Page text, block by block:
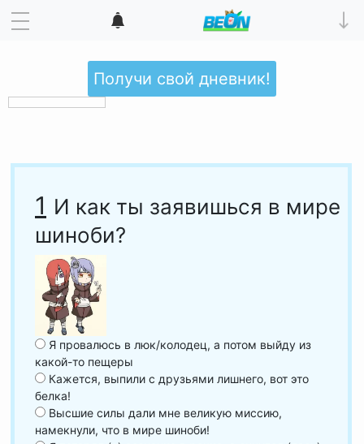
Получи свой дневник!
1 И как ты заявишься в мире
шиноби?
Я провалюсь в люк/колодец, а потом выйду из
какой-то пещеры
Кажется, выпили с друзьями лишнего, вот это
белка!
Высшие силы дали мне великую миссию,
намекнули, что в мире шиноби!